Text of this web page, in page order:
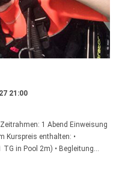
21:00
1 Abend Einweisung
Kurspreis enthalten: •
in Pool 2m) • Begleitung…